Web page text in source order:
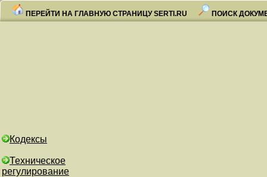
ПЕРЕЙТИ НА ГЛАВНУЮ СТРАНИЦУ SERTI.RU ПОИСК
Кодексы
Техническое
регулирование